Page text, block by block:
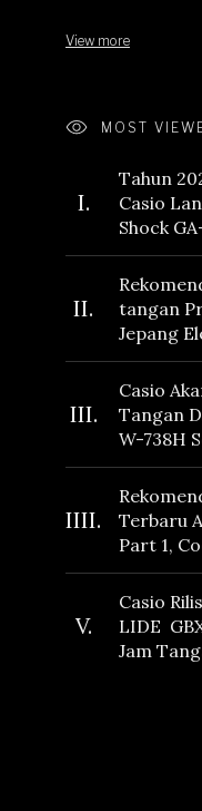
View more
MOST
I.
Tahun
Casio
Shock
II.
tangan
Jepang
Dikoleksi
III.
Casio
Tangan
W-738H
Masa
dan
IIII.
Terbaru
Part 1,
Baru!
V.
Casio
LIDE
Jam